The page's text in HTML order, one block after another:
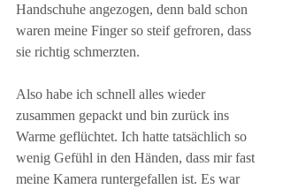
Handschuhe angezogen, denn bald schon
waren meine Finger so steif gefroren, dass
sie richtig schmerzten.
Also habe ich schnell alles wieder
zusammen gepackt und bin zurück ins
Warme geflüchtet. Ich hatte tatsächlich so
wenig Gefühl in den Händen, dass mir fast
meine Kamera runtergefallen ist. Es war